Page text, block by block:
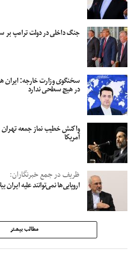
جنگ داخلی در دولت ترامپ بر
سخنگوی وزارت خارجه: ایران
در هیچ سطحی ندارد
واکنش خطیب نماز جمعه
آمریکا
ظریف در جمع خبرنگاران:
اروپایی‌ها نمی‌توانند علیه ایران
مطالب بیشتر